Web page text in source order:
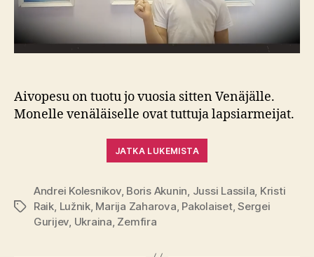
Aivopesu on tuotu jo vuosia sitten Venäjälle.
Monelle venäläiselle ovat tuttuja lapsiarmeijat.
JATKA LUKEMISTA
Avainsanat
Andrei Kolesnikov, Boris Akunin, Jussi Lassila, Kristi
Raik, Lužnik, Marija Zaharova, Pakolaiset,Sergei
Gurijev, Ukraina, Zemfira